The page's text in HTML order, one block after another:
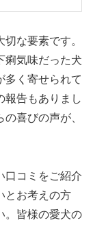
な要素です。
痢気味だった犬
多く寄せられて
報告もありまし
喜びの声が、
口コミをご紹介
とお考えの方
。皆様の愛犬の